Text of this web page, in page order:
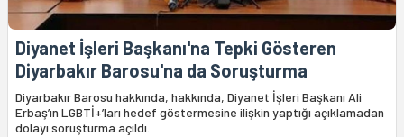
Diyanet İşleri Başkanı'na Tepki Gösteren
Diyarbakır Barosu'na da Soruşturma
Diyarbakır Barosu hakkında, hakkında, Diyanet İşleri Başkanı Ali
Erbaş’ın LGBTİ+’ları hedef göstermesine ilişkin yaptığı açıklamadan
dolayı soruşturma açıldı.